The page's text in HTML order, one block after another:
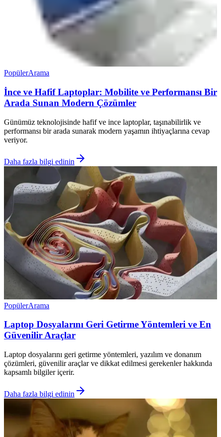
PopülerArama
İnce ve Hafif Laptoplar: Mobilite ve Performansı Bir
Arada Sunan Modern Çözümler
Günümüz teknolojisinde hafif ve ince laptoplar, taşınabilirlik ve
performansı bir arada sunarak modern yaşamın ihtiyaçlarına cevap
veriyor.
Daha fazla bilgi edinin
PopülerArama
Laptop Dosyalarını Geri Getirme Yöntemleri ve En
Güvenilir Araçlar
Laptop dosyalarını geri getirme yöntemleri, yazılım ve donanım
çözümleri, güvenilir araçlar ve dikkat edilmesi gerekenler hakkında
kapsamlı bilgiler içerir.
Daha fazla bilgi edinin